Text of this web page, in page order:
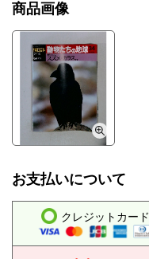
商品画像
お支払いについて
クレジットカード